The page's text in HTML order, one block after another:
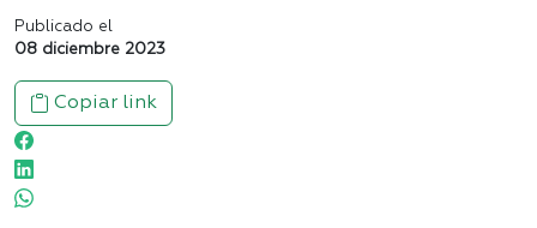
Publicado el
08 diciembre 2023
Copiar link